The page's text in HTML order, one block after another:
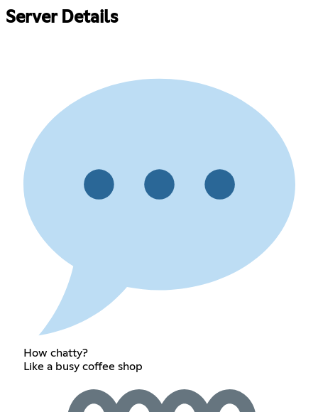
Server Details
How chatty?
Like a busy coffee shop